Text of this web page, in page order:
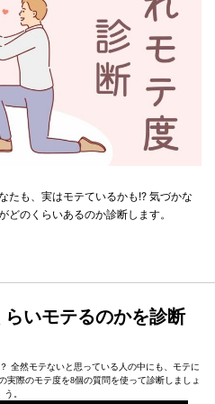
たも、実はモテているかも!? 気づかな
どのくらいあるのか診断します。
いモテるのかを診断
全然モテないと思っている人の中にも、モテに
実際のモテ度を8個の質問を使って診断しましょ
う。